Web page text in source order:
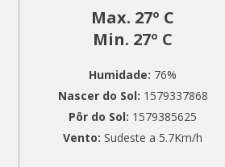
Max. 27º C
Min. 27º C
Humidade: 76%
Nascer do Sol: 1579337868
Pôr do Sol: 1579385625
Vento: Sudeste a 5.7Km/h